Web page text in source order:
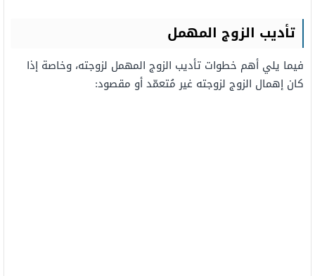
تأديب الزوج المهمل
فيما يلي أهم خطوات تأديب الزوج المهمل لزوجته، وخاصة إذا
كان إهمال الزوج لزوجته غير مُتعمّد أو مقصود: